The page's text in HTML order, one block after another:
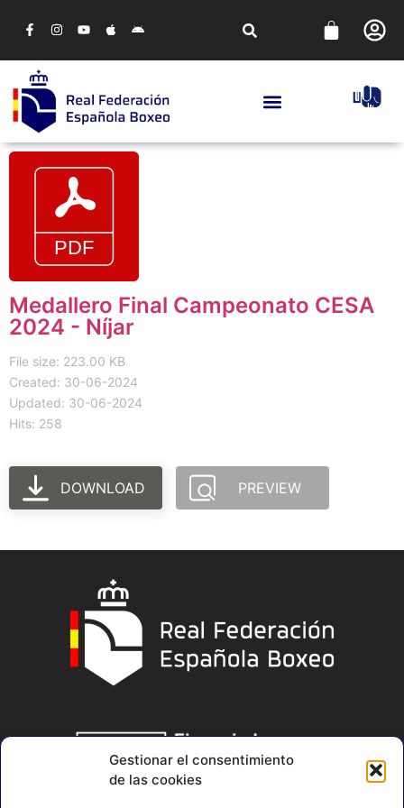
Gestionar el consentimiento
de las cookies
Medallero Final Campeonato CESA
2024 - Níjar
File size: 223.00 KB
Created: 30-06-2024
Updated: 30-06-2024
Hits: 258
DOWNLOAD PREVIEW